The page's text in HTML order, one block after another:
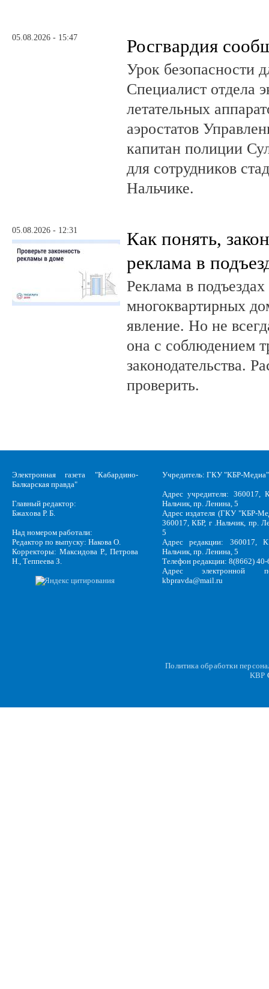
05.08.2026 - 15:47 Росгвардия
Урок безопасности
Специалист отдела
летательных
аэростатов
капитан полиции
для сотрудников
Нальчике.
05.08.2026 - 12:31
Как понять,
реклама в
Реклама в
многоквартирных
явление. Но не
она с соблюдением
законодательства.
проверить.
Электронная газета "Кабардино-
Балкарская правда"
Главный редактор:
Бжахова Р. Б.
Над номером работали:
Редактор по выпуску: Накова О.
Корректоры: Максидова Р., Петрова
Н., Теппеева З.
Учредитель: ГКУ "КБР-Медиа"
Адрес учредителя: 360017,
Нальчик, пр. Ленина, 5
Адрес издателя (ГКУ "КБР-
360017, КБР, г .Нальчик, пр.
5
Адрес редакции: 360017,
Нальчик, пр. Ленина, 5
Телефон редакции: 8(8662)
Адрес электронной
kbpravda@mail.ru
Политика обработки
KBP